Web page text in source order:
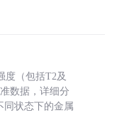
度（包括T2及
数据，详细分
同状态下的金属